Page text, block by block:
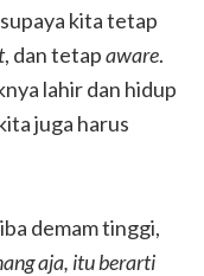
kita tetap
, dan tetapaware.
lahir dan hidup
juga harus
demam tinggi,
aja, itu berarti